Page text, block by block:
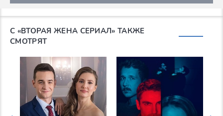
С «ВТОРАЯ ЖЕНА СЕРИАЛ» ТАКЖЕ
СМОТРЯТ